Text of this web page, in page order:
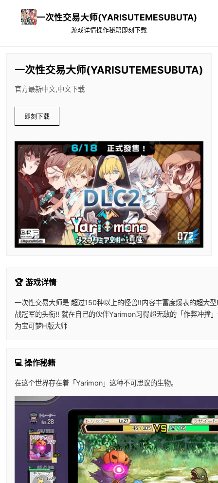
一次性交易大师(YARISUTEMESUBUTA)
游戏详情操作秘籍 即刻下载
一次性交易大师(YARISUTEMESUBUTA)
官方最新中文,中文下载
即刻下载
🏆 游戏详情
一次性交易大师是 超过150种以上的怪兽!!内容丰富度爆表的超大
战冠军的头衔!! 就在自己的伙伴Yarimon习得超无敌的「作弊冲撞
为宝可梦H版大师
💻 操作秘籍
在这个世界存在着「Yarimon」这种不可思议的生物。